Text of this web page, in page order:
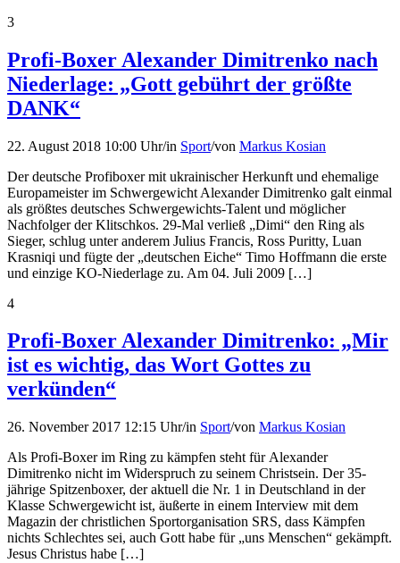
3
Profi-Boxer Alexander Dimitrenko nach
Niederlage: „Gott gebührt der größte
DANK“
22. August 2018 10:00 Uhr/in Sport/von Markus Kosian
Der deutsche Profiboxer mit ukrainischer Herkunft und ehemalige
Europameister im Schwergewicht Alexander Dimitrenko galt einmal
als größtes deutsches Schwergewichts-Talent und möglicher
Nachfolger der Klitschkos. 29-Mal verließ „Dimi“ den Ring als
Sieger, schlug unter anderem Julius Francis, Ross Puritty, Luan
Krasniqi und fügte der „deutschen Eiche“ Timo Hoffmann die erste
und einzige KO-Niederlage zu. Am 04. Juli 2009 […]
4
Profi-Boxer Alexander Dimitrenko: „Mir
ist es wichtig, das Wort Gottes zu
verkünden“
26. November 2017 12:15 Uhr/in Sport/von Markus Kosian
Als Profi-Boxer im Ring zu kämpfen steht für Alexander
Dimitrenko nicht im Widerspruch zu seinem Christsein. Der 35-
jährige Spitzenboxer, der aktuell die Nr. 1 in Deutschland in der
Klasse Schwergewicht ist, äußerte in einem Interview mit dem
Magazin der christlichen Sportorganisation SRS, dass Kämpfen
nichts Schlechtes sei, auch Gott habe für „uns Menschen“ gekämpft.
Jesus Christus habe […]